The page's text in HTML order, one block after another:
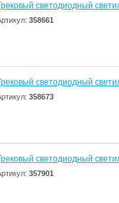
светодиодный
358661
светодиодный
358673
светодиодный
357901